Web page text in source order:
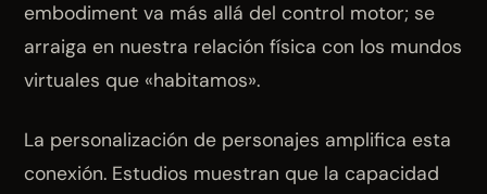
embodiment va más allá del control motor; se
arraiga en nuestra relación física con los mundos
virtuales que «habitamos».
La personalización de personajes amplifica esta
conexión. Estudios muestran que la capacidad